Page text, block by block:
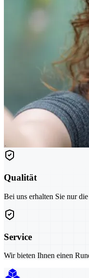
Qualität
Bei uns erhalten Sie nur
Service
Wir bieten Ihnen einen